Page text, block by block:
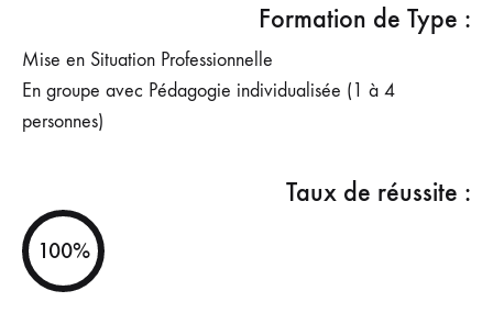
Formation de Type :
Mise en Situation Professionnelle
En groupe avec Pédagogie individualisée (1 à 4
personnes)
Taux de réussite :
100%